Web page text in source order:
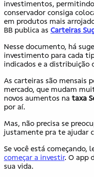
investimentos,
conservador consiga
em produtos mais
BB publica as Carteiras
Nesse documento, há
investimento para cada
indicados e a distribuição
As carteiras são mensais
mercado, que mudam
novos aumentos na taxa
por aí.
Mas, não precisa se
justamente pra te ajudar
Se você está começando,
começar a investir. O app
sua vida.